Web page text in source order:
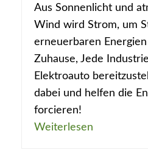
Aus Sonnenlicht und
Wind wird Strom, um
erneuerbaren
Zuhause, Jede
Elektroauto
dabei und helfen die
forcieren!
Weiterlesen